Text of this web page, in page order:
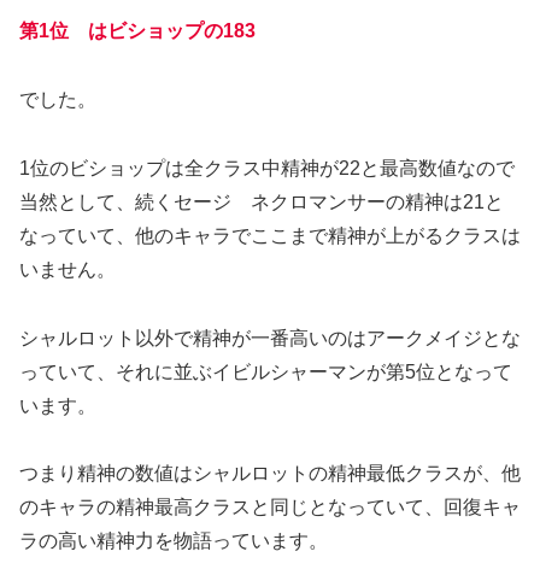
第1位 はビショップの183
でした。
1位のビショップは全クラス中精神が22と最高数値なので
当然として、続くセージ ネクロマンサーの精神は21と
なっていて、他のキャラでここまで精神が上がるクラスは
いません。
シャルロット以外で精神が一番高いのはアークメイジとな
っていて、それに並ぶイビルシャーマンが第5位となって
います。
つまり精神の数値はシャルロットの精神最低クラスが、他
のキャラの精神最高クラスと同じとなっていて、回復キャ
ラの高い精神力を物語っています。